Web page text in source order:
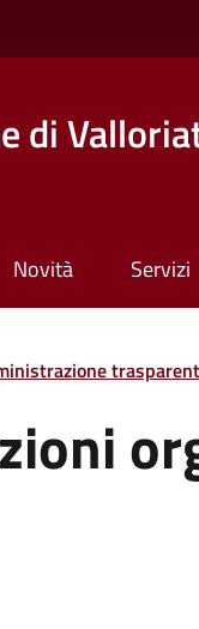
di
Novità Servizi